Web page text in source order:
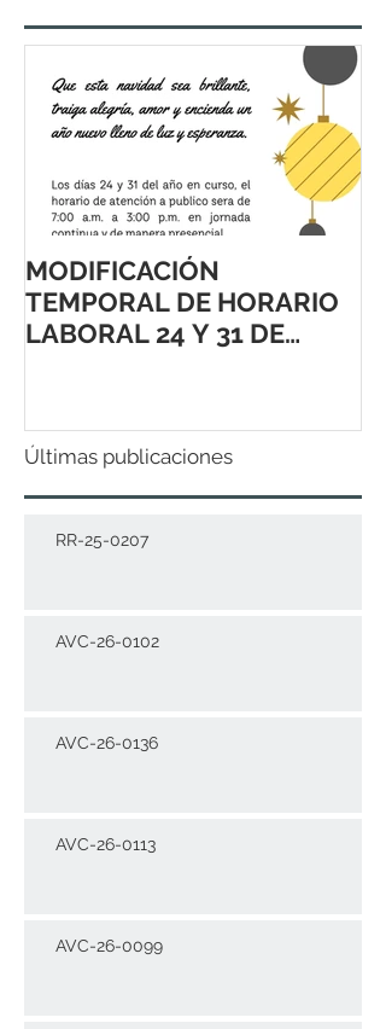
MODIFICACIÓN
TEMPORAL DE HORARIO
LABORAL 24 Y 31 DE
Últimas publicaciones
RR-25-0207
AVC-26-0102
AVC-26-0136
AVC-26-0113
AVC-26-0099